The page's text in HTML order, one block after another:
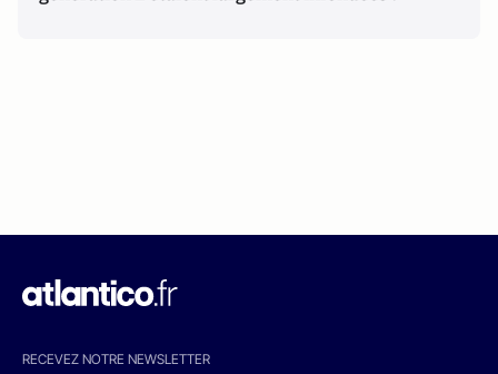
RECEVEZ NOTRE NEWSLETTER